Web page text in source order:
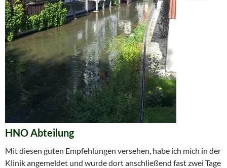
HNO Abteilung
Mit diesen guten Empfehlungen versehen, habe ich mich in der
Klinik angemeldet und wurde dort anschließend fast zwei Tage